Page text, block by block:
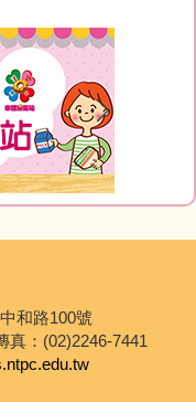
和路100號
真：(02)2246-7441